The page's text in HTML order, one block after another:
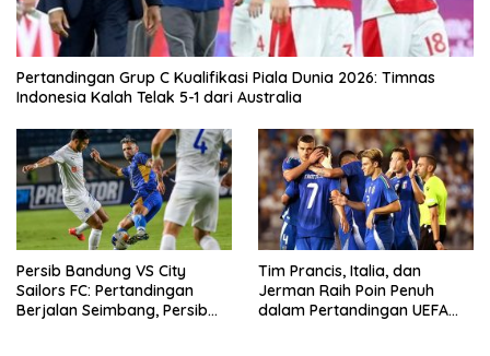
Pertandingan Grup C Kualifikasi Piala Dunia 2026: Timnas
Indonesia Kalah Telak 5-1 dari Australia
Persib Bandung VS City
Sailors FC: Pertandingan
Berjalan Seimbang, Persib
Tim Prancis, Italia, dan
Jerman Raih Poin Penuh
dalam Pertandingan UEFA